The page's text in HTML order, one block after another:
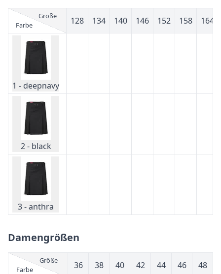
Größe
Farbe
128 134 140 146 152 158 164
1 - deepnavy
2 - black
3 - anthra
Damengrößen
Größe
Farbe
36 38 40 42 44 46 48